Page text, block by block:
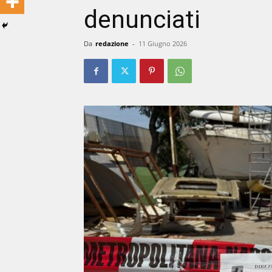
denunciati
Da redazione - 11 Giugno 2026